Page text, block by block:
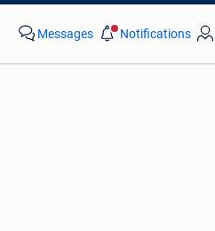
Messages Notifications